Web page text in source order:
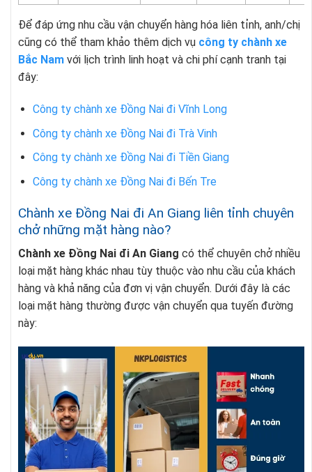
Để đáp ứng nhu cầu vận chuyển hàng hóa liên tỉnh, anh/chị
cũng có thể tham khảo thêm dịch vụ công ty chành xe
Bắc Nam với lịch trình linh hoạt và chi phí cạnh tranh tại
đây:
Công ty chành xe Đồng Nai đi Vĩnh Long
Công ty chành xe Đồng Nai đi Trà Vinh
Công ty chành xe Đồng Nai đi Tiền Giang
Công ty chành xe Đồng Nai đi Bến Tre
Chành xe Đồng Nai đi An Giang liên tỉnh chuyên
chở những mặt hàng nào?
Chành xe Đồng Nai đi An Giang có thể chuyên chở nhiều
loại mặt hàng khác nhau tùy thuộc vào nhu cầu của khách
hàng và khả năng của đơn vị vận chuyển. Dưới đây là các
loại mặt hàng thường được vận chuyển qua tuyến đường
này: